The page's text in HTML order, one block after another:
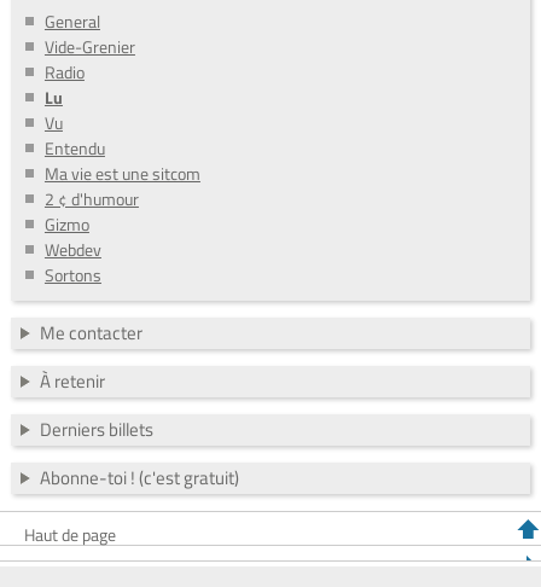
General
Vide-Grenier
Radio
Lu
Vu
Entendu
Ma vie est une sitcom
2 ¢ d'humour
Gizmo
Webdev
Sortons
Me contacter
À retenir
Derniers billets
Abonne-toi ! (c'est gratuit)
Haut de page